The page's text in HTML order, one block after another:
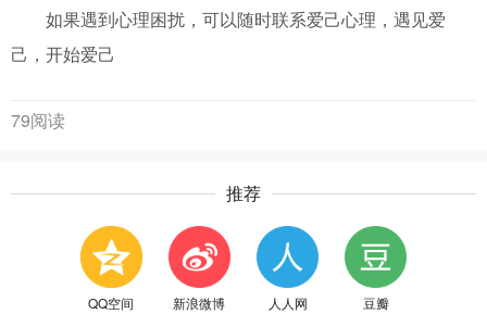
如果遇到心理困扰，可以随时联系爱己心理，遇见爱
己，开始爱己
79阅读
推荐
QQ空间 新浪微博 人人网 豆瓣